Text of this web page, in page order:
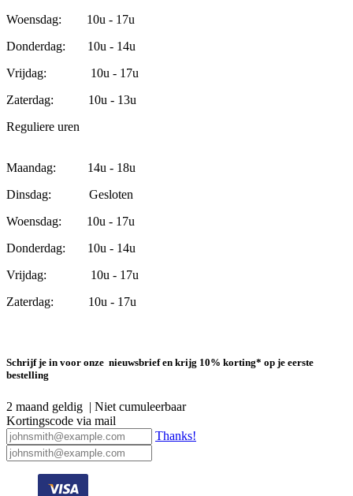
Woensdag: 10u - 17u
Donderdag: 10u - 14u
Vrijdag: 10u - 17u
Zaterdag: 10u - 13u
Reguliere uren
Maandag: 14u - 18u
Dinsdag: Gesloten
Woensdag: 10u - 17u
Donderdag: 10u - 14u
Vrijdag: 10u - 17u
Zaterdag: 10u - 17u
Schrijf je in voor onze nieuwsbrief en krijg 10% korting* op je eerste
bestelling
2 maand geldig | Niet cumuleerbaar
Kortingscode via mail
Thanks!